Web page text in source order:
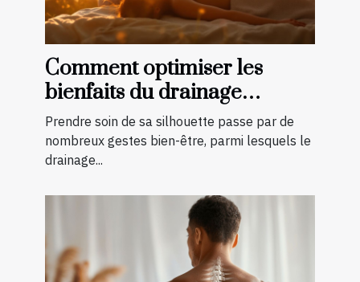
Comment optimiser les
bienfaits du drainage
lymphatique pour la
silhouette
Prendre soin de sa silhouette passe par de
nombreux gestes bien-être, parmi lesquels le
drainage...